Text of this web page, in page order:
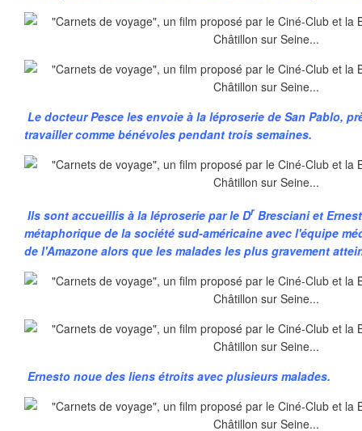
Le docteur Pesce les envoie à la léproserie de San Pablo,
travailler comme bénévoles pendant trois semaines.
Ils sont accueillis à la léproserie par le Dr Bresciani et
métaphorique de la société sud-américaine avec l'équipe
de l'Amazone alors que les malades les plus gravement
Ernesto noue des liens étroits avec plusieurs malades.